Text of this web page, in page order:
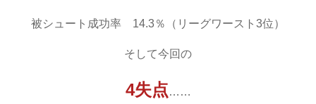
被シュート成功率 14.3％（リーグワースト3位）
そして今回の
4失点……